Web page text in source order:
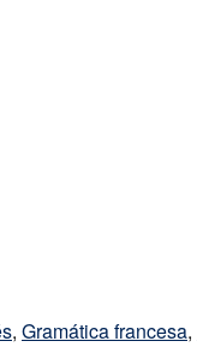
, Gramática francesa,